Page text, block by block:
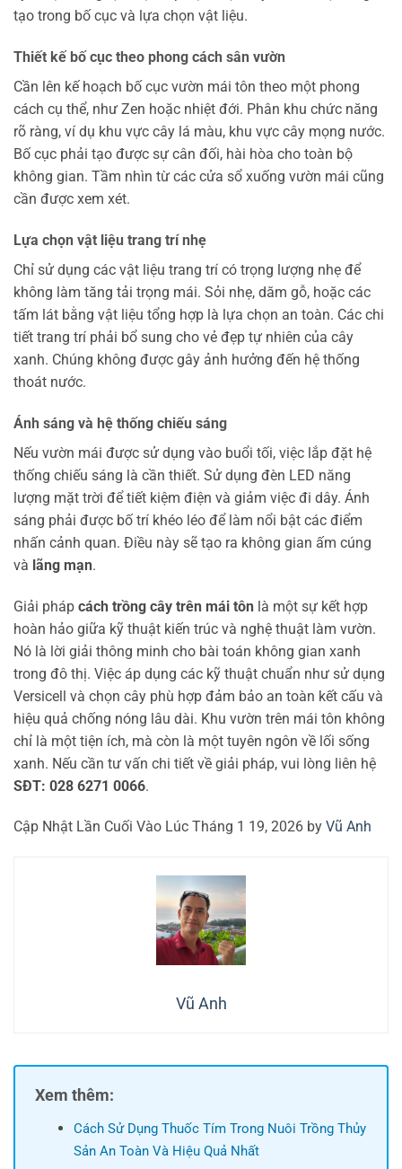
tạo trong bố cục và lựa chọn vật liệu.
Thiết kế bố cục theo phong cách sân vườn
Cần lên kế hoạch bố cục vườn mái tôn theo một phong
cách cụ thể, như Zen hoặc nhiệt đới. Phân khu chức năng
rõ ràng, ví dụ khu vực cây lá màu, khu vực cây mọng nước.
Bố cục phải tạo được sự cân đối, hài hòa cho toàn bộ
không gian. Tầm nhìn từ các cửa sổ xuống vườn mái cũng
cần được xem xét.
Lựa chọn vật liệu trang trí nhẹ
Chỉ sử dụng các vật liệu trang trí có trọng lượng nhẹ để
không làm tăng tải trọng mái. Sỏi nhẹ, dăm gỗ, hoặc các
tấm lát bằng vật liệu tổng hợp là lựa chọn an toàn. Các chi
tiết trang trí phải bổ sung cho vẻ đẹp tự nhiên của cây
xanh. Chúng không được gây ảnh hưởng đến hệ thống
thoát nước.
Ánh sáng và hệ thống chiếu sáng
Nếu vườn mái được sử dụng vào buổi tối, việc lắp đặt hệ
thống chiếu sáng là cần thiết. Sử dụng đèn LED năng
lượng mặt trời để tiết kiệm điện và giảm việc đi dây. Ánh
sáng phải được bố trí khéo léo để làm nổi bật các điểm
nhấn cảnh quan. Điều này sẽ tạo ra không gian ấm cúng
và lãng mạn.
Giải pháp cách trồng cây trên mái tôn là một sự kết hợp
hoàn hảo giữa kỹ thuật kiến trúc và nghệ thuật làm vườn.
Nó là lời giải thông minh cho bài toán không gian xanh
trong đô thị. Việc áp dụng các kỹ thuật chuẩn như sử dụng
Versicell và chọn cây phù hợp đảm bảo an toàn kết cấu và
hiệu quả chống nóng lâu dài. Khu vườn trên mái tôn không
chỉ là một tiện ích, mà còn là một tuyên ngôn về lối sống
xanh. Nếu cần tư vấn chi tiết về giải pháp, vui lòng liên hệ
SĐT: 028 6271 0066.
Cập Nhật Lần Cuối Vào Lúc Tháng 1 19, 2026 by Vũ Anh
Vũ Anh
Xem thêm:
Cách Sử Dụng Thuốc Tím Trong Nuôi Trồng Thủy
Sản An Toàn Và Hiệu Quả Nhất